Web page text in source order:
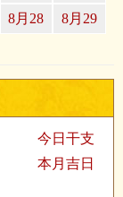
8月28
8月29
今日干支
本月吉日